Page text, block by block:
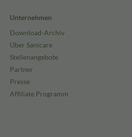
Unternehmen
Download-Archiv
Über Sanicare
Stellenangebote
Partner
Presse
Affiliate Programm